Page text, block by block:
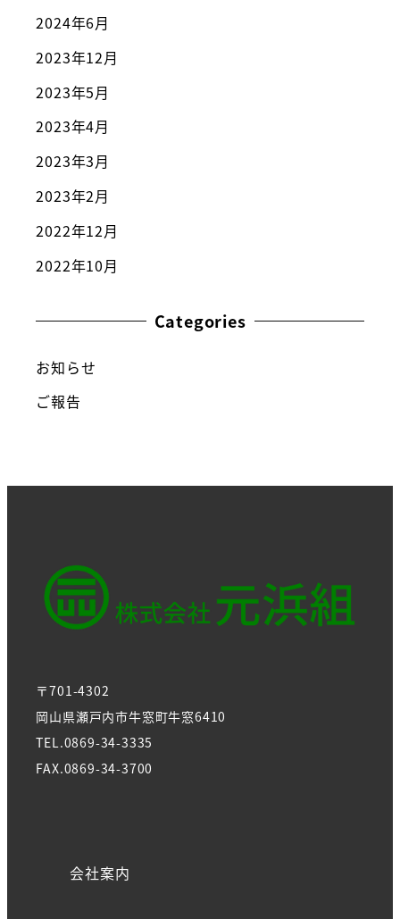
2024年6月
2023年12月
2023年5月
2023年4月
2023年3月
2023年2月
2022年12月
2022年10月
Categories
お知らせ
ご報告
〒701-4302
岡山県瀬戸内市牛窓町牛窓6410
TEL.0869-34-3335
FAX.0869-34-3700
会社案内